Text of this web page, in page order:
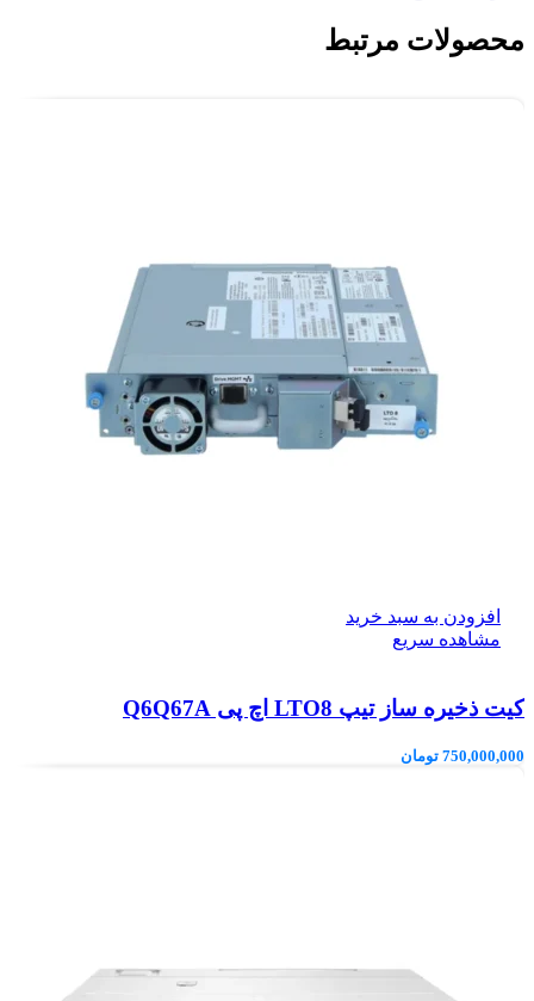
محصولات مرتبط
افزودن به سبد خرید
مشاهده سریع
کیت ذخیره ساز تیپ LTO8 اچ پی Q6Q67A
750,000,000 تومان